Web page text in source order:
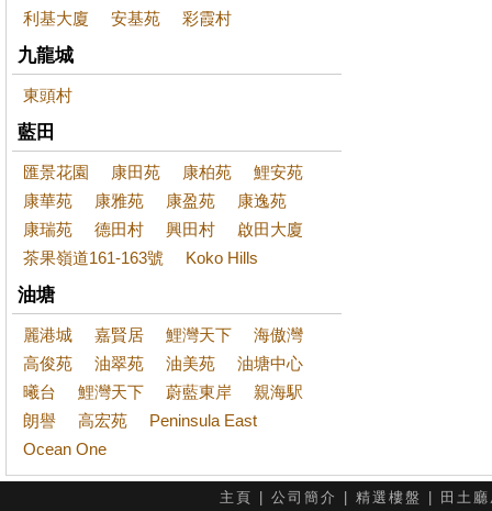
利基大廈 安基苑 彩霞村
九龍城
東頭村
藍田
匯景花園 康田苑 康柏苑
鯉安苑
康華苑
康雅苑 康盈苑
康逸苑
康瑞苑
德田村 興田村
啟田大廈
茶果嶺道161-163號
Koko Hills
油塘
麗港城 嘉賢居 鯉灣天下
海傲灣
高俊苑
油翠苑 油美苑
油塘中心
曦台
鯉灣天下 蔚藍東岸
親海駅
朗譽
高宏苑
Peninsula East
Ocean One
主頁 公司簡介 精選樓盤 田土